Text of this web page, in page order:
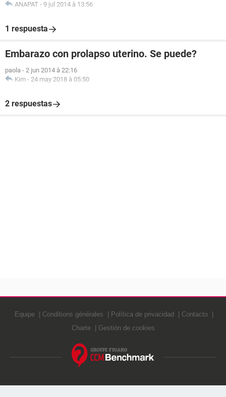
ANAPAT - 9 jul 2014 à 13:56
1 respuesta
Embarazo con prolapso uterino. Se puede?
paola - 2 jun 2014 à 22:16
Kim - 24 may 2018 à 05:50
2 respuestas
Equipe Conditions générales Política de privacidad
Contacto
Charte
Gestión de cookies